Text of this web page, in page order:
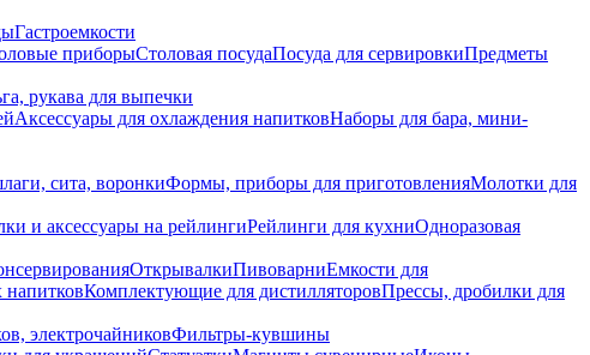
Гастроемкости
приборыСтоловая посудаПосуда для сервировкиПредметы
рукава для выпечки
Аксессуары для охлаждения напитковНаборы для бара, мини-
сита, воронкиФормы, приборы для приготовленияМолотки для
и аксессуары на рейлингиРейлинги для кухниОдноразовая
ОткрывалкиПивоварниЕмкости для
напитковКомплектующие для дистилляторовПрессы, дробилки для
электрочайниковФильтры-кувшины